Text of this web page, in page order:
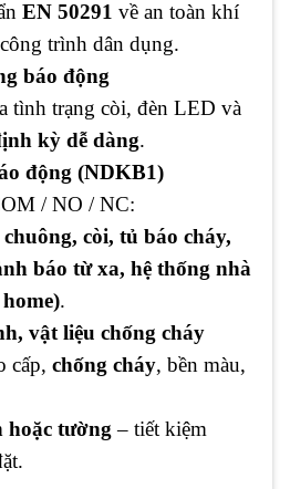
EN 50291 về an toàn khí
trình dân dụng.
báo động
tình trạng còi, đèn LED và
kỳ dễ dàng.
động (NDKB1)
/ NO / NC:
chuông, còi, tủ báo cháy,
báo từ xa, hệ thống nhà
.
vật liệu chống cháy
cấp, chống cháy, bền màu,
hoặc tường – tiết kiệm